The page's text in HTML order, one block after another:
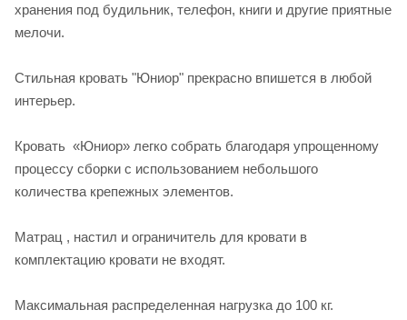
хранения под будильник, телефон, книги и другие приятные
мелочи.
Стильная кровать "Юниор" прекрасно впишется в любой
интерьер.
Кровать «Юниор» легко собрать благодаря упрощенному
процессу сборки с использованием небольшого
количества крепежных элементов.
Матрац , настил и ограничитель для кровати в
комплектацию кровати не входят.
Максимальная распределенная нагрузка до 100 кг.